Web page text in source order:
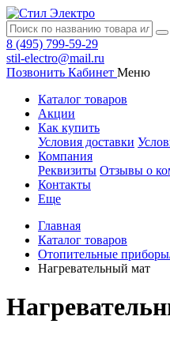
8 (495) 799-59-29
stil-electro@mail.ru
Позвонить Кабинет Меню
Каталог товаров
Акции
Как купить
Условия доставки
Компания
Реквизиты Отзывы о
Контакты
Еще
Главная
Каталог товаров
Отопительные
Нагревательный мат